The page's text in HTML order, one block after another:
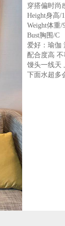
穿搭偏时尚
Height身高/
Weight体重/
Bust胸围/C
爱好：瑜伽
配合度高 不
馒头一线天
下面水超多